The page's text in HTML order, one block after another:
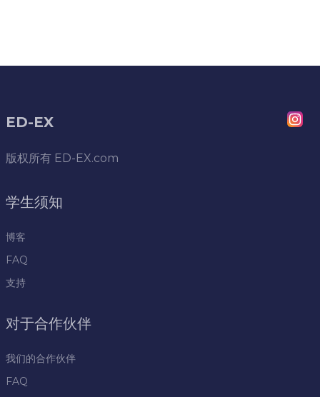
ED-EX
版权所有 ED-EX.com
学生须知
博客
FAQ
支持
对于合作伙伴
我们的合作伙伴
FAQ